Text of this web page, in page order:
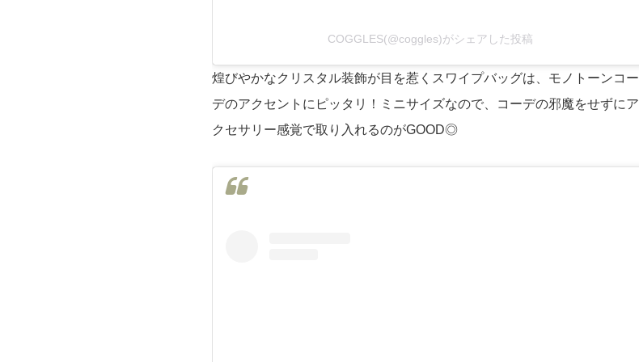
COGGLES(@coggles)がシェアした投稿
煌びやかなクリスタル装飾が目を惹くスワイプバッグは、モノトーンコー
デのアクセントにピッタリ！ミニサイズなので、コーデの邪魔をせずにア
クセサリー感覚で取り入れるのがGOOD◎